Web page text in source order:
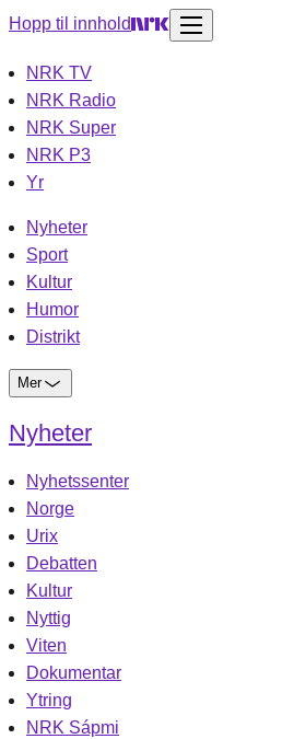
Hopp til innhold
NRK TV
NRK Radio
NRK Super
NRK P3
Yr
Nyheter
Sport
Kultur
Humor
Distrikt
Mer
Nyheter
Nyhetssenter
Norge
Urix
Debatten
Kultur
Nyttig
Viten
Dokumentar
Ytring
NRK Sápmi